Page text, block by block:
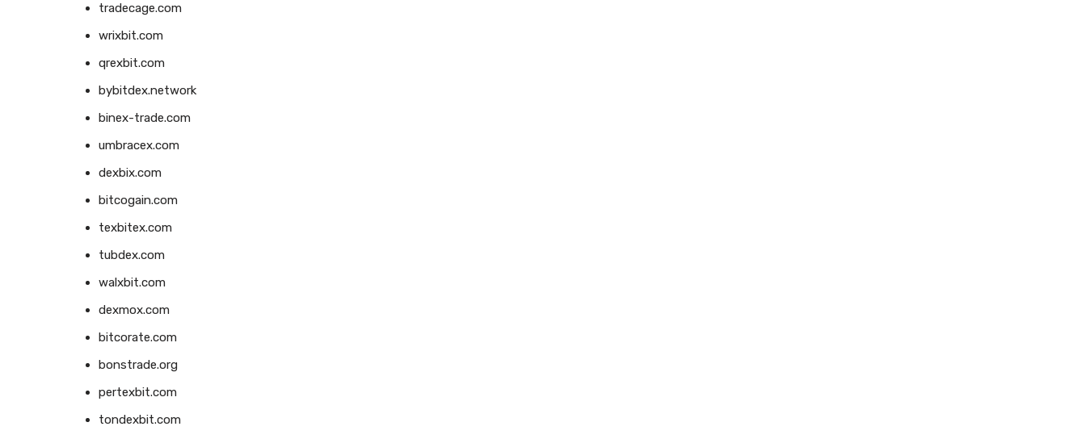
tradecage.com
wrixbit.com
qrexbit.com
bybitdex.network
binex-trade.com
umbracex.com
dexbix.com
bitcogain.com
texbitex.com
tubdex.com
walxbit.com
dexmox.com
bitcorate.com
bonstrade.org
pertexbit.com
tondexbit.com